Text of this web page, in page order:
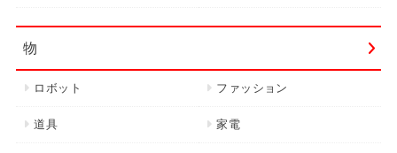
物
ロボット ファッション
道具 家電